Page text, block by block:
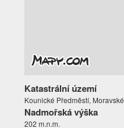
Katastrální území
Kounické Předměstí,
Nadmořská výška
202 m.n.m.